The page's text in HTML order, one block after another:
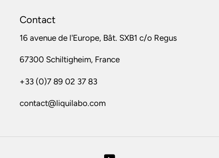
Contact
16 avenue de l'Europe, Bât. SXB1 c/o Regus
67300 Schiltigheim, France
+33 (0)7 89 02 37 83
contact@liquilabo.com